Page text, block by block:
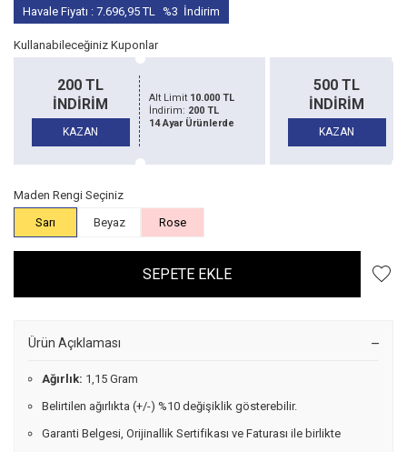
Havale Fiyatı : 7.696,95TL %3 İndirim
Kullanabileceğiniz Kuponlar
500 TL
İNDİRİM
KAZAN
Alt Limit 20.000 TL
İndirim: 500 TL
14 Ayar Ürünlerde
1500 TL
İNDİRİM
KAZAN
Maden Rengi Seçiniz
Sarı
Beyaz Rose
SEPETE EKLE
Ürün Açıklaması
Ağırlık: 1,15 Gram
Belirtilen ağırlıkta (+/-) %10 değişiklik gösterebilir.
Garanti Belgesi, Orijinallik Sertifikası ve Faturası ile birlikte